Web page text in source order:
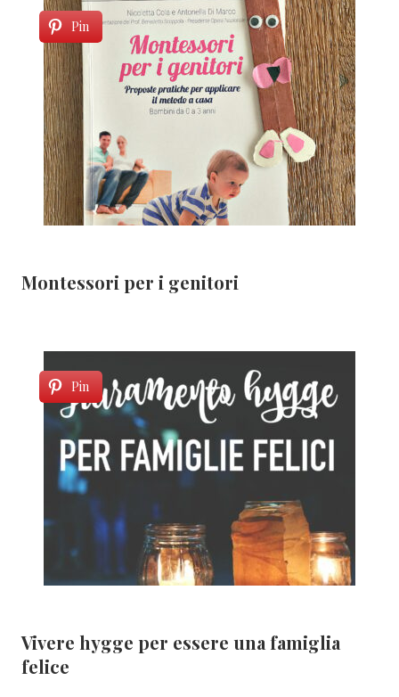
Pin
Montessori per i genitori
Pin
Vivere hygge per essere una famiglia
felice